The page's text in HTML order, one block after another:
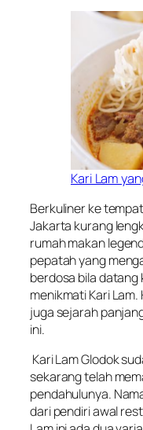
Kari Lam
Berkuliner ke
Jakarta kurang
rumah makan
pepatah yang
berdosa bila datang
menikmati Kari
juga sejarah
ini.
Kari Lam Glodok
sekarang telah
pendahulunya.
dari pendiri awal